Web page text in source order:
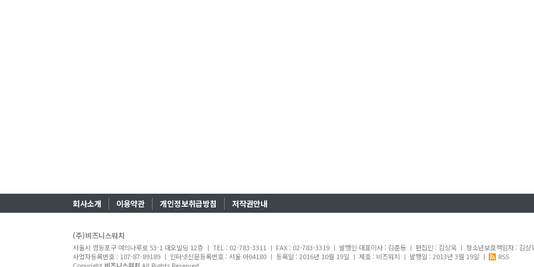
회사소개 이용약관 개인정보취급방침 저작권안내
(주)비즈니스워치
서울시 영등포구 여의나루로 53-1 대오빌딩 12층 ㅣ TEL : 02-783-3311 ㅣ FAX : 02-783-3319 ㅣ 발행인·대표이사 : 김춘동 ㅣ 편집인 : 김상욱 ㅣ 청소년보호책임자 : 김상
사업자등록번호 : 107-87-89189 ㅣ 인터넷신문등록번호 : 서울 아04180 ㅣ 등록일 : 2016년 10월 19일 ㅣ 제호 : 비즈워치 ㅣ 발행일 : 2013년 3월 19일 ㅣ
RSS
Copyright 비즈니스워치 All Rights Reserved.